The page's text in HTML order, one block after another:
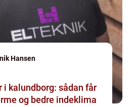
Hansen
i kalundborg: sådan får
og bedre indeklima